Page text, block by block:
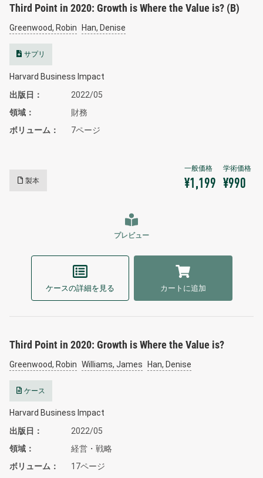
Third Point in 2020: Growth is Where the Value is? (B)
Greenwood, Robin Han, Denise
サプリ
Harvard Business Impact
出版日
2022/05
領域
財務
ボリューム
7ページ
製本 ¥1,199 ¥990
プレビュー
ケースの詳細を見る カートに追加
Third Point in 2020: Growth is Where the Value is?
Greenwood, Robin Williams, James Han, Denise
ケース
Harvard Business Impact
出版日
2022/05
領域
経営・戦略
ボリューム
17ページ